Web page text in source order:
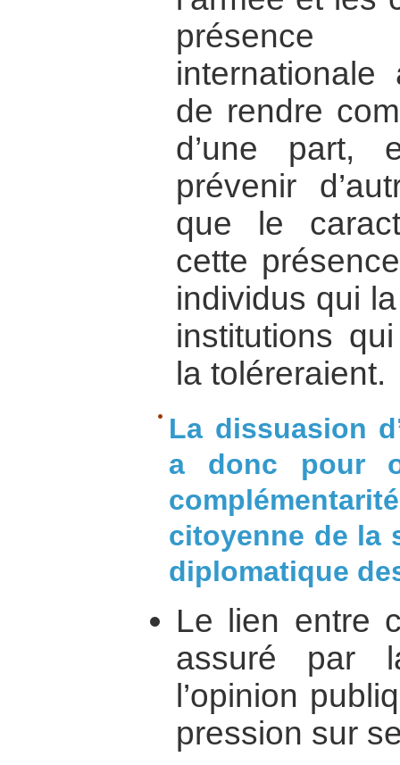
de rendre
d’une
prévenir
que le
cette
individus qui
institutions
la toléreraient.
La dissuasion
a donc pour
citoyenne de la
diplomatique
Le lien entre
assuré par
l’opinion
pression sur